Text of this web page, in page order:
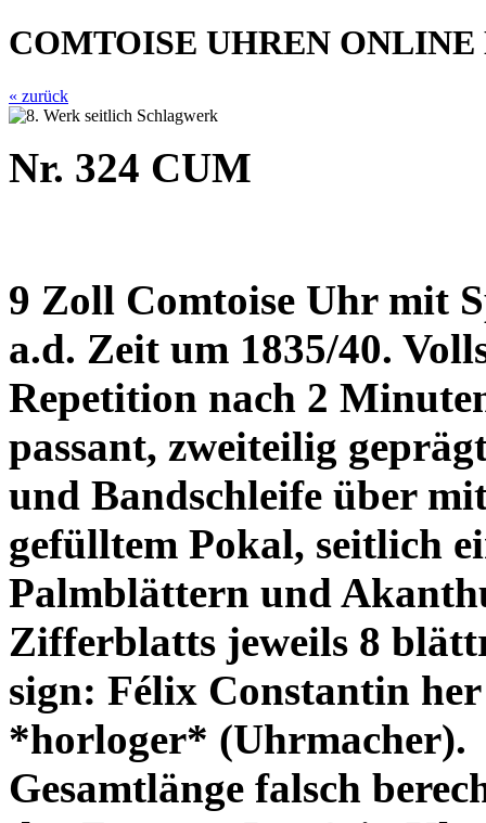
COMTOISE UHREN ONLINE
« zurück
Nr. 324 CUM
9 Zoll Comtoise Uhr mit
a.d. Zeit um 1835/40.
Repetition nach 2
passant, zweiteilig
und Bandschleife über
gefülltem Pokal, seitlich
Palmblättern und
Zifferblatts jeweils 8
sign: Félix Constantin
*horloger* (Uhrmacher).
Gesamtlänge falsch